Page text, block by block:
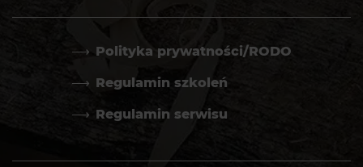
Polityka prywatności/RODO
Regulamin szkoleń
Regulamin serwisu